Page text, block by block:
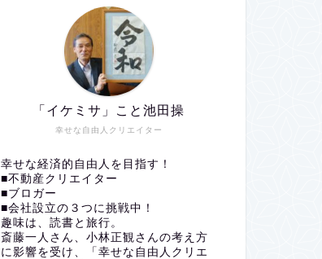
幸せな自由人クリエイター
「イケミサ」こと池田操
幸せな経済的自由人を目指す！
■不動産クリエイター
■ブロガー
■会社設立の３つに挑戦中！
趣味は、読書と旅行。
斎藤一人さん、小林正観さんの考え方
に影響を受け、「幸せな自由人クリエ